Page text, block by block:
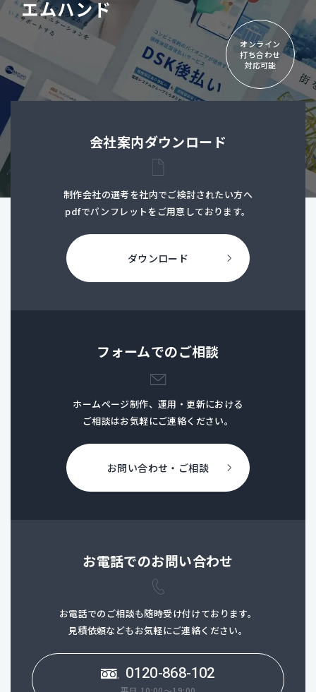
エムハンド
オンライン
打ち合わせ
対応可能
会社案内ダウンロード
制作会社の選考を社内でご検討されたい方へ
pdfでパンフレットをご用意しております。
ダウンロード
フォームでのご相談
ホームページ制作、運用・更新における
ご相談はお気軽にご連絡ください。
お問い合わせ・ご相談
お電話でのお問い合わせ
お電話でのご相談も随時受け付けております。
見積依頼などもお気軽にご連絡ください。
0120-868-102